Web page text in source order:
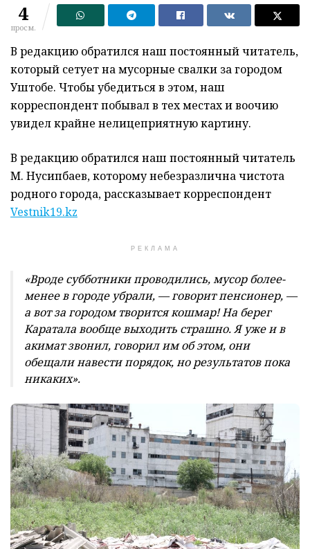
4
просм.
В редакцию обратился наш постоянный читатель,
который сетует на мусорные свалки за городом
Уштобе. Чтобы убедиться в этом, наш
корреспондент побывал в тех местах и воочию
увидел крайне нелицеприятную картину.
В редакцию обратился наш постоянный читатель
М. Нусипбаев, которому небезразлична чистота
родного города, рассказывает корреспондент
Vestnik19.kz
РЕКЛАМА
«Вроде субботники проводились, мусор более-
менее в городе убрали, — говорит пенсионер, —
а вот за городом творится кошмар! На берег
Каратала вообще выходить страшно. Я уже и в
акимат звонил, говорил им об этом, они
обещали навести порядок, но результатов пока
никаких».